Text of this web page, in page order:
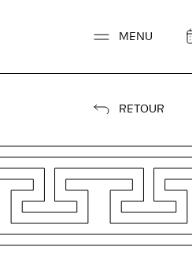
MENU
RETOUR